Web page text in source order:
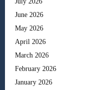
June 2026
May 2026
April 2026
March 2026
February 2026
January 2026